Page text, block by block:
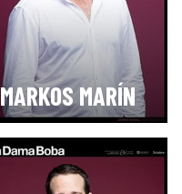
MARKOS MARÍN